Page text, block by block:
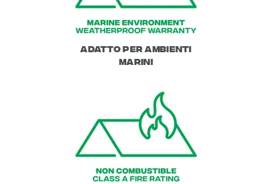
Adatto per ambienti
marini